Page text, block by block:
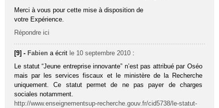
Merci à vous pour cette mise à disposition de
votre Expérience.
Répondre ici
[9] - Fabien a écrit le 10 septembre 2010 :
Le statut “Jeune entreprise innovante” n’est pas attribué par Oséo
mais par les services fiscaux et le ministère de la Recherche
uniquement. Ce statut permet de ne pas payer de charges
sociales notamment.
http://www.enseignementsup-recherche.gouv.fr/cid5738/le-statut-